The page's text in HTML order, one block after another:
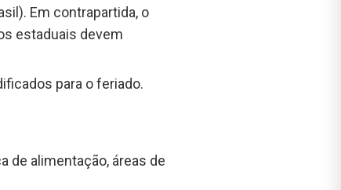
Em contrapartida, o
estaduais devem
para o feriado.
de alimentação, áreas de